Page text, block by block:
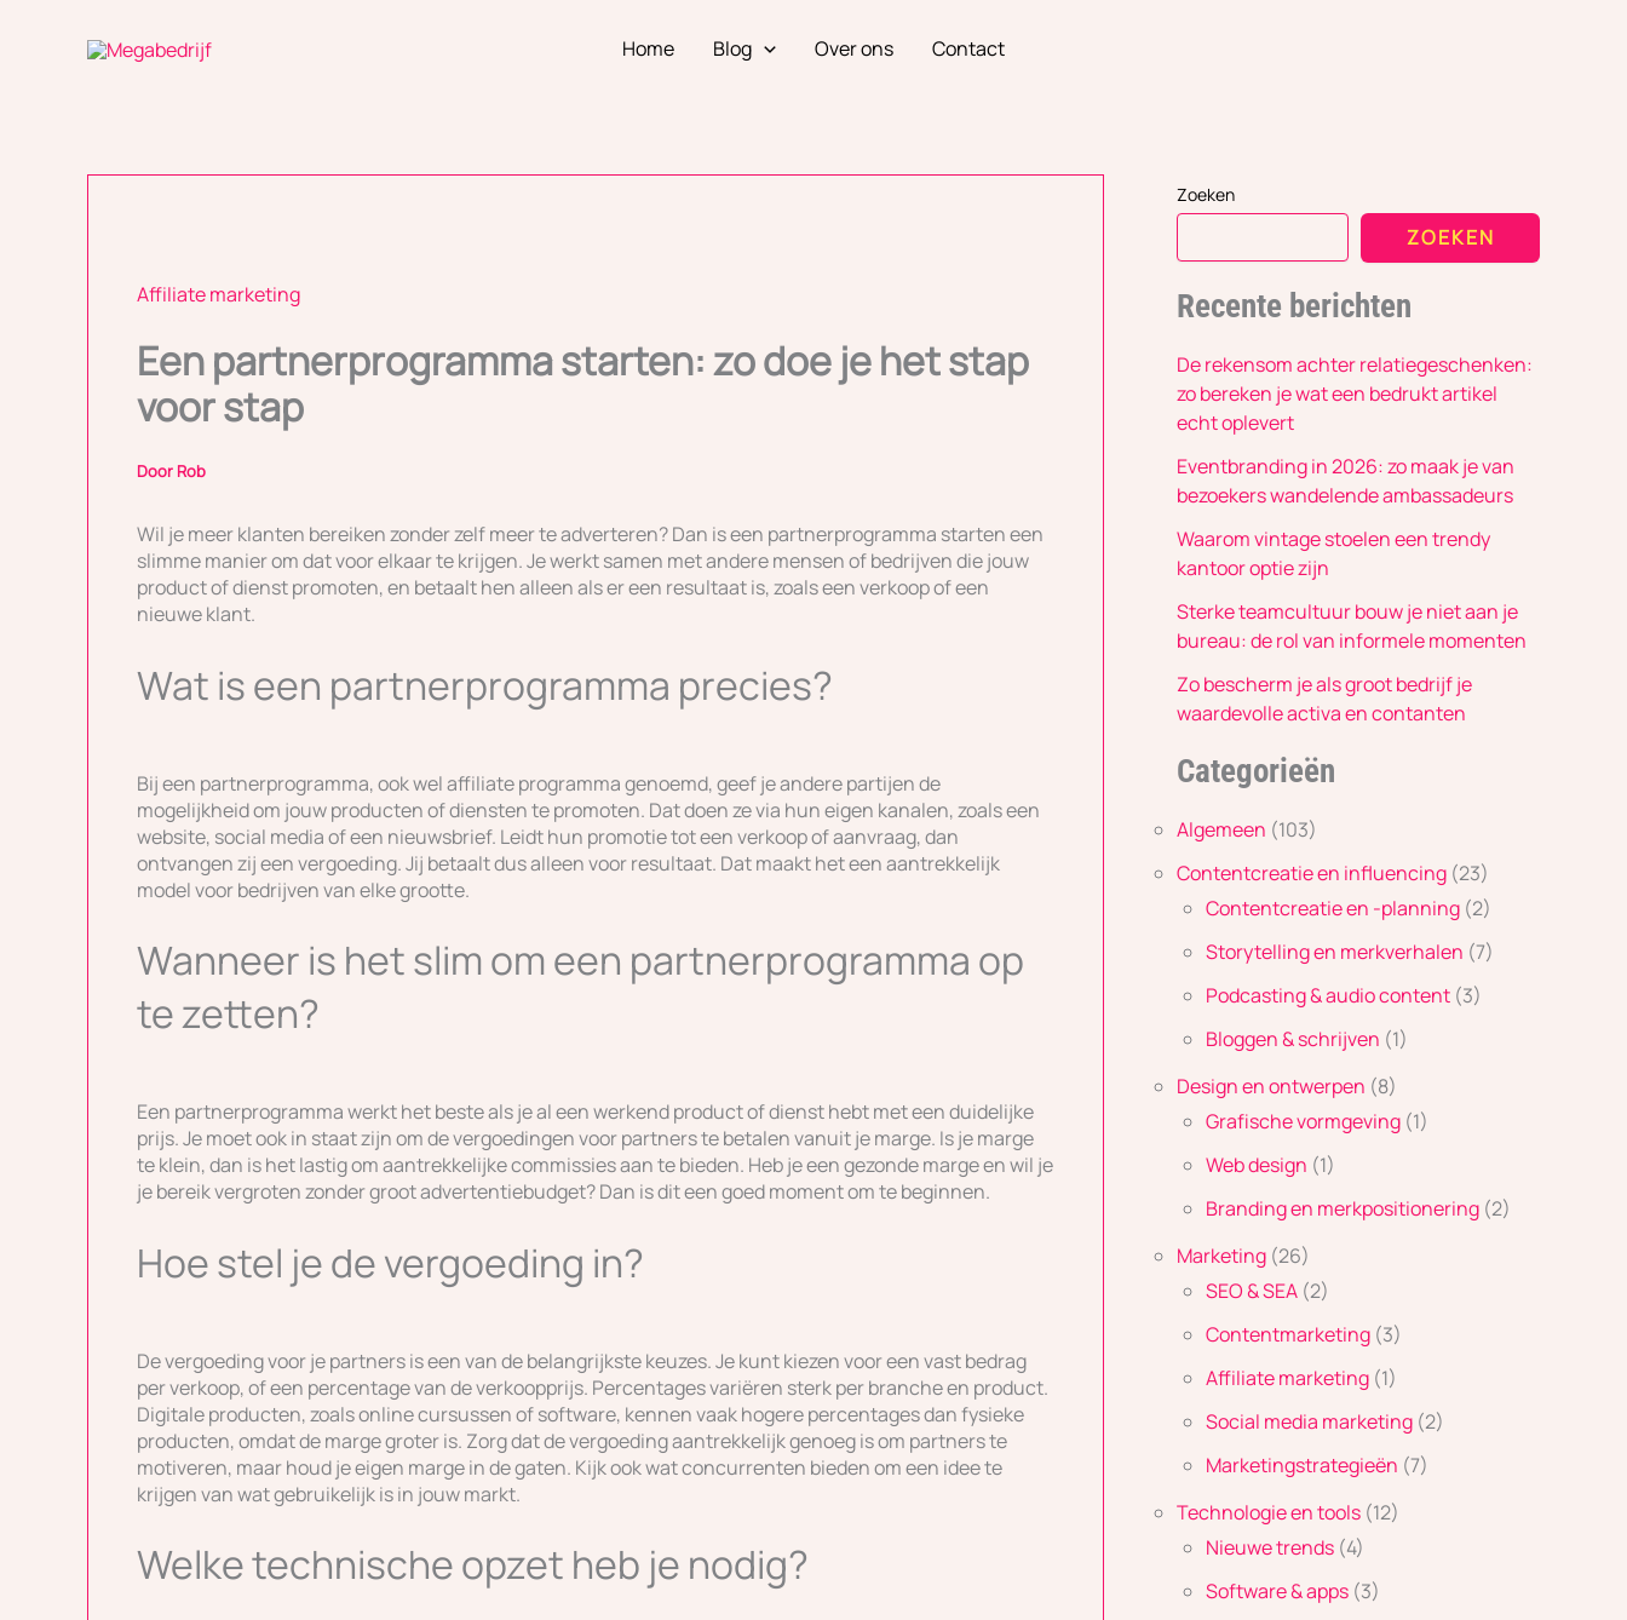
Home Blog Over ons Contact
Affiliate marketing
Een partnerprogramma starten: zo doe je het stap
voor stap
Door Rob
Wil je meer klanten bereiken zonder zelf meer te adverteren? Dan is een partnerprogramma starten een
slimme manier om dat voor elkaar te krijgen. Je werkt samen met andere mensen of bedrijven die jouw
product of dienst promoten, en betaalt hen alleen als er een resultaat is, zoals een verkoop of een
nieuwe klant.
Wat is een partnerprogramma precies?
Bij een partnerprogramma, ook wel affiliate programma genoemd, geef je andere partijen de
mogelijkheid om jouw producten of diensten te promoten. Dat doen ze via hun eigen kanalen, zoals een
website, social media of een nieuwsbrief. Leidt hun promotie tot een verkoop of aanvraag, dan
ontvangen zij een vergoeding. Jij betaalt dus alleen voor resultaat. Dat maakt het een aantrekkelijk
model voor bedrijven van elke grootte.
Wanneer is het slim om een partnerprogramma op
te zetten?
Een partnerprogramma werkt het beste als je al een werkend product of dienst hebt met een duidelijke
prijs. Je moet ook in staat zijn om de vergoedingen voor partners te betalen vanuit je marge. Is je marge
te klein, dan is het lastig om aantrekkelijke commissies aan te bieden. Heb je een gezonde marge en wil je
je bereik vergroten zonder groot advertentiebudget? Dan is dit een goed moment om te beginnen.
Hoe stel je de vergoeding in?
De vergoeding voor je partners is een van de belangrijkste keuzes. Je kunt kiezen voor een vast bedrag
per verkoop, of een percentage van de verkoopprijs. Percentages variëren sterk per branche en product.
Digitale producten, zoals online cursussen of software, kennen vaak hogere percentages dan fysieke
producten, omdat de marge groter is. Zorg dat de vergoeding aantrekkelijk genoeg is om partners te
motiveren, maar houd je eigen marge in de gaten. Kijk ook wat concurrenten bieden om een idee te
krijgen van wat gebruikelijk is in jouw markt.
Welke technische opzet heb je nodig?
Zoeken
ZOEKEN
Recente berichten
De rekensom achter relatiegeschenken:
zo bereken je wat een bedrukt artikel
echt oplevert
Eventbranding in 2026: zo maak je van
bezoekers wandelende ambassadeurs
Waarom vintage stoelen een trendy
kantoor optie zijn
Sterke teamcultuur bouw je niet aan je
bureau: de rol van informele momenten
Zo bescherm je als groot bedrijf je
waardevolle activa en contanten
Categorieën
Algemeen (103)
Contentcreatie en influencing (23)
Contentcreatie en -planning (2)
Storytelling en merkverhalen (7)
Podcasting & audio content (3)
Bloggen & schrijven (1)
Design en ontwerpen (8)
Grafische vormgeving (1)
Web design (1)
Branding en merkpositionering (2)
Marketing (26)
SEO & SEA (2)
Contentmarketing (3)
Affiliate marketing (1)
Social media marketing (2)
Marketingstrategieën (7)
Technologie en tools (12)
Nieuwe trends (4)
Software & apps (3)